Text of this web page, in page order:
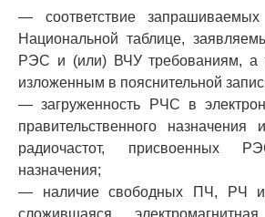
— соответствие
Национальной таблице,
РЭС и (или) ВЧУ требованиям, а
изложенным в пояснительной
— загруженность РЧС в
правительственного
радиочастот, присвоенных
назначения;
— наличие свободных ПЧ, РЧ